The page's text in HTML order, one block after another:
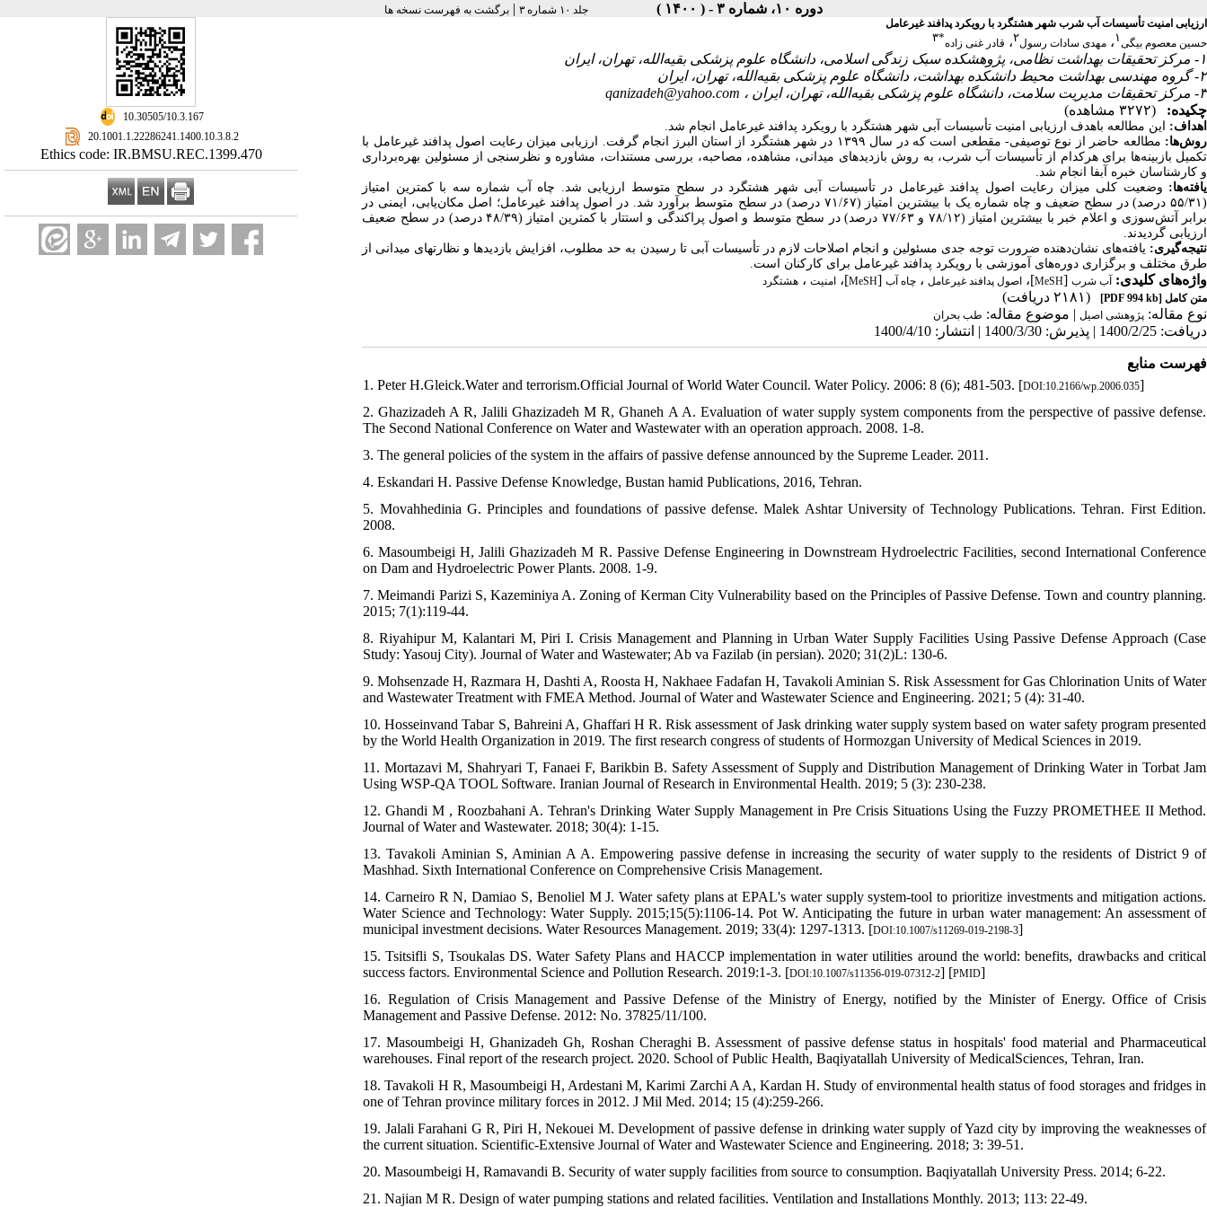
دوره ۱۰، شماره ۳ - ( ۱۴۰۰ ) جلد ۱۰ شماره ۳ | برگشت به فهرست نسخه ها
‎ 10.30505/10.3.167
‎ 20.1001.1.22286241.1400.10.3.8.2
Ethics code: IR.BMSU.REC.1399.470
ارزیابی امنیت تأسیسات آب شرب شهر هشتگرد با رویکرد پدافند غیرعامل
حسین معصوم بیگی۱ ، مهدی سادات رسول۲، قادر غنی زاده*۳
۱- مرکز تحقیقات بهداشت نظامی، پژوهشکده سبک زندگی اسلامی، دانشگاه علوم پزشکی بقیه‌الله، تهران، ایران
۲- گروه مهندسی بهداشت محیط دانشکده بهداشت، دانشگاه علوم پزشکی بقیه‌الله، تهران، ایران
۳- مرکز تحقیقات مدیریت سلامت، دانشگاه علوم پزشکی بقیه‌الله، تهران، ایران ،
qanizadeh@yahoo.com
چکیده:
(۳۲۷۲ مشاهده)
اهداف: این مطالعه باهدف ارزیابی امنیت تأسیسات آبی شهر هشتگرد با رویکرد پدافند غیرعامل انجام شد.
روش­‌ها:
‌ مطالعه حاضر از نوع توصیفی- مقطعی است که در سال ۱۳۹۹ در شهر هشتگرد از استان البرز انجام گرفت. ارزیابی میزان رعایت اصول پدافند غیرعامل با
تکمیل بازبینه‌­ها برای هرکدام از تأسیسات آب شرب، به روش بازدیدهای میدانی، مشاهده، مصاحبه، بررسی مستندات، مشاوره و نظرسنجی از مسئولین بهره­‌برداری
و کارشناسان خبره آبفا انجام شد.
یافته­‌ها: وضعیت کلی میزان رعایت اصول پدافند غیرعامل در تأسیسات آبی شهر هشتگرد در سطح متوسط ارزیابی شد. چاه آب شماره سه با کمترین امتیاز
(۵۵/۳۱ درصد) در سطح ضعیف و چاه شماره یک با بیشترین امتیاز (۷۱/۶۷ درصد) در سطح متوسط برآورد شد. در اصول پدافند غیرعامل؛ اصل مکان‌یابی، ایمنی در
برابر آتش‌سوزی و اعلام خبر با بیشترین امتیاز (۷۸/۱۲ و ۷۷/۶۳ درصد) در سطح متوسط و اصول پراکندگی و استتار با کمترین امتیاز (۴۸/۳۹ درصد) در سطح ضعیف
ارزیابی گردیدند.
نتیجه‌­گیری: یافته‌های نشان‌دهنده ضرورت توجه جدی مسئولین و انجام اصلاحات لازم در تأسیسات ‌آبی تا رسیدن به حد مطلوب، افزایش بازدیدها و نظارت­های میدانی از
طرق مختلف و برگزاری دوره­‌های آموزشی با رویکرد پدافند غیرعامل برای کارکنان است.
واژه‌های کلیدی: آب شرب [
MeSH]، اصول پدافند غیرعامل ، چاه آب [
MeSH]، امنیت ، هشتگرد
متن کامل [PDF 994 kb]
(۲۱۸۱ دریافت)
نوع مقاله: پژوهشی اصيل | موضوع مقاله: طب بحران
دریافت: 1400/2/25 | پذیرش: 1400/3/30 | انتشار: 1400/4/10
فهرست منابع
1. Peter H.Gleick.Water and terrorism.Official Journal of World Water Council. Water Policy. 2006: 8 (6); 481-503. [DOI:10.2166/wp.2006.035]
2. Ghazizadeh A R, Jalili Ghazizadeh M R, Ghaneh A A. Evaluation of water supply system components from the perspective of passive defense.
The Second National Conference on Water and Wastewater with an operation approach. 2008. 1-8.
3. The general policies of the system in the affairs of passive defense announced by the Supreme Leader. 2011.
4. Eskandari H. Passive Defense Knowledge, Bustan hamid Publications, 2016, Tehran.
5. Movahhedinia G. Principles and foundations of passive defense. Malek Ashtar University of Technology Publications. Tehran. First Edition.
2008.
6. Masoumbeigi H, Jalili Ghazizadeh M R. Passive Defense Engineering in Downstream Hydroelectric Facilities, second International Conference
on Dam and Hydroelectric Power Plants. 2008. 1-9.
7. Meimandi Parizi S, Kazeminiya A. Zoning of Kerman City Vulnerability based on the Principles of Passive Defense. Town and country planning.
2015; 7(1):119-44.
8. Riyahipur M, Kalantari M, Piri I. Crisis Management and Planning in Urban Water Supply Facilities Using Passive Defense Approach (Case
Study: Yasouj City). Journal of Water and Wastewater; Ab va Fazilab (in persian). 2020; 31(2)L: 130-6.
9. Mohsenzade H, Razmara H, Dashti A, Roosta H, Nakhaee Fadafan H, Tavakoli Aminian S. Risk Assessment for Gas Chlorination Units of Water
and Wastewater Treatment with FMEA Method. Journal of Water and Wastewater Science and Engineering. 2021; 5 (4): 31-40.
10. Hosseinvand Tabar S, Bahreini A, Ghaffari H R. Risk assessment of Jask drinking water supply system based on water safety program presented
by the World Health Organization in 2019. The first research congress of students of Hormozgan University of Medical Sciences in 2019.
11. Mortazavi M, Shahryari T, Fanaei F, Barikbin B. Safety Assessment of Supply and Distribution Management of Drinking Water in Torbat Jam
Using WSP-QA TOOL Software. Iranian Journal of Research in Environmental Health. 2019; 5 (3): 230-238.
12. Ghandi M , Roozbahani A. Tehran's Drinking Water Supply Management in Pre Crisis Situations Using the Fuzzy PROMETHEE II Method.
Journal of Water and Wastewater. 2018; 30(4): 1-15.
13. Tavakoli Aminian S, Aminian A A. Empowering passive defense in increasing the security of water supply to the residents of District 9 of
Mashhad. Sixth International Conference on Comprehensive Crisis Management.
14. Carneiro R N, Damiao S, Benoliel M J. Water safety plans at EPAL's water supply system-tool to prioritize investments and mitigation actions.
Water Science and Technology: Water Supply. 2015;15(5):1106-14. Pot W. Anticipating the future in urban water management: An assessment of
municipal investment decisions. Water Resources Management. 2019; 33(4): 1297-1313. [DOI:10.1007/s11269-019-2198-3]
15. Tsitsifli S, Tsoukalas DS. Water Safety Plans and HACCP implementation in water utilities around the world: benefits, drawbacks and critical
success factors. Environmental Science and Pollution Research. 2019:1-3. [DOI:10.1007/s11356-019-07312-2] [PMID]
16. Regulation of Crisis Management and Passive Defense of the Ministry of Energy, notified by the Minister of Energy. Office of Crisis
Management and Passive Defense. 2012: No. 37825/11/100.
17. Masoumbeigi H, Ghanizadeh Gh, Roshan Cheraghi B. Assessment of passive defense status in hospitals' food material and Pharmaceutical
warehouses. Final report of the research project. 2020. School of Public Health, Baqiyatallah University of MedicalSciences, Tehran, Iran.
18. Tavakoli H R, Masoumbeigi H, Ardestani M, Karimi Zarchi A A, Kardan H. Study of environmental health status of food storages and fridges in
one of Tehran province military forces in 2012. J Mil Med. 2014; 15 (4):259-266.
19. Jalali Farahani G R, Piri H, Nekouei M. Development of passive defense in drinking water supply of Yazd city by improving the weaknesses of
the current situation. Scientific-Extensive Journal of Water and Wastewater Science and Engineering. 2018; 3: 39-51.
20. Masoumbeigi H, Ramavandi B. Security of water supply facilities from source to consumption. Baqiyatallah University Press. 2014; 6-22.
21. Najian M R. Design of water pumping stations and related facilities. Ventilation and Installations Monthly. 2013; 113: 22-49.